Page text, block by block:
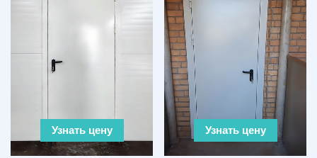
Узнать цену Узнать цену